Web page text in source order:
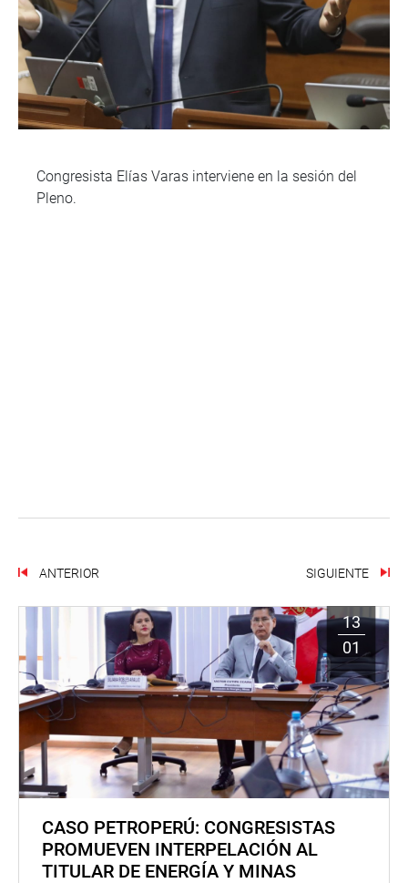
Congresista Elías Varas interviene en la sesión del
Pleno.
ANTERIOR SIGUIENTE
13
01
CASO PETROPERÚ: CONGRESISTAS
PROMUEVEN INTERPELACIÓN AL
TITULAR DE ENERGÍA Y MINAS